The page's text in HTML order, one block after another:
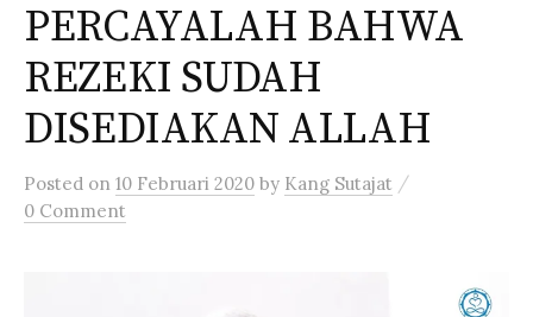
PERCAYALAH BAHWA
REZEKI SUDAH
DISEDIAKAN ALLAH
Posted on 10 Februari 2020 by Kang Sutajat /
0 Comment